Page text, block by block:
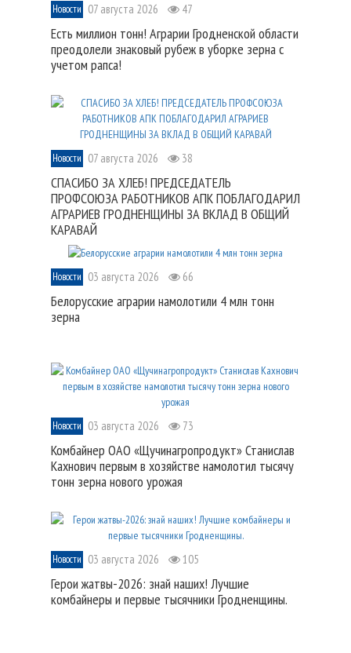
Новости 07 августа 2026 47
Есть миллион тонн! Аграрии Гродненской области
преодолели знаковый рубеж в уборке зерна с
учетом рапса!
Новости 07 августа 2026 38
СПАСИБО ЗА ХЛЕБ! ПРЕДСЕДАТЕЛЬ
ПРОФСОЮЗА РАБОТНИКОВ АПК ПОБЛАГОДАРИЛ
АГРАРИЕВ ГРОДНЕНЩИНЫ ЗА ВКЛАД В ОБЩИЙ
КАРАВАЙ
Новости 03 августа 2026 66
Белорусские аграрии намолотили 4 млн тонн
зерна
Новости 03 августа 2026 73
Комбайнер ОАО «Щучинагропродукт» Станислав
Кахнович первым в хозяйстве намолотил тысячу
тонн зерна нового урожая
Новости 03 августа 2026 105
Герои жатвы-2026: знай наших! Лучшие
комбайнеры и первые тысячники Гродненщины.